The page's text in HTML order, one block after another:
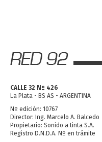
CALLE 32 Nº 426
La Plata - BS AS - ARGENTINA
Nº edición: 10767
Director: Ing. Marcelo A. Balcedo
Propietario: Sonido a tinta S.A.
Registro D.N.D.A. Nº en trámite